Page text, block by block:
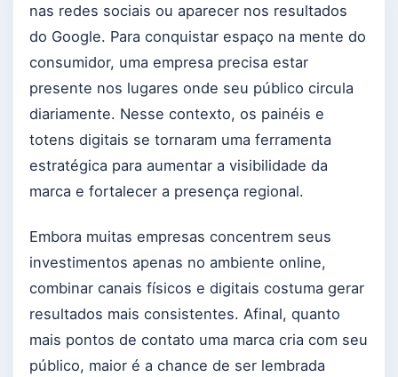
nas redes sociais ou aparecer nos resultados
do Google. Para conquistar espaço na mente do
consumidor, uma empresa precisa estar
presente nos lugares onde seu público circula
diariamente. Nesse contexto, os painéis e
totens digitais se tornaram uma ferramenta
estratégica para aumentar a visibilidade da
marca e fortalecer a presença regional.
Embora muitas empresas concentrem seus
investimentos apenas no ambiente online,
combinar canais físicos e digitais costuma gerar
resultados mais consistentes. Afinal, quanto
mais pontos de contato uma marca cria com seu
público, maior é a chance de ser lembrada